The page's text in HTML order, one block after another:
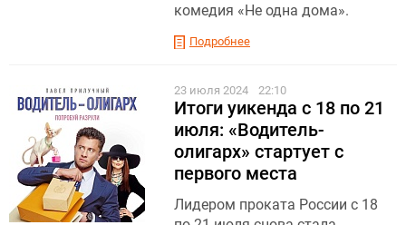
комедия «Не одна дома».
Подробнее
23 июля 2024 22:10
Итоги уикенда с 18 по 21
июля: «Водитель-
олигарх» стартует с
первого места
Лидером проката России с 18